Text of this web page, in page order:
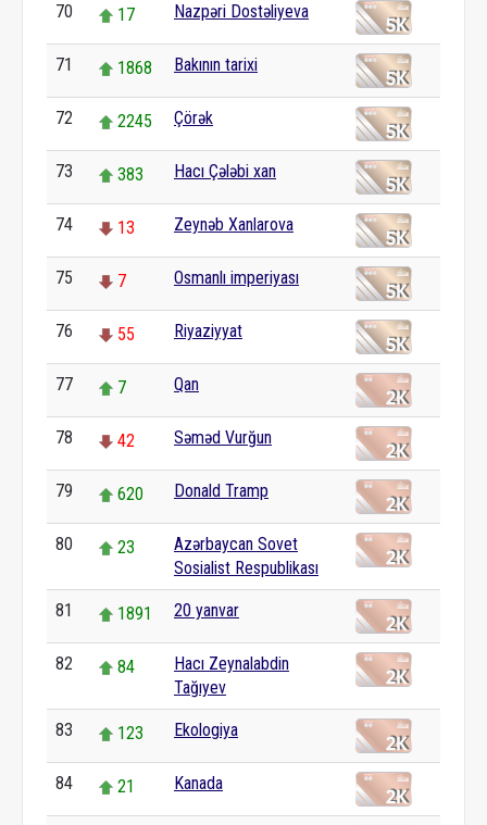
70 17 Nazpəri Dostəliyeva
71 1868 Bakının tarixi
72 2245 Çörək
73 383 Hacı Çələbi xan
74 13 Zeynəb Xanlarova
75 7 Osmanlı imperiyası
76 55 Riyaziyyat
77 7 Qan
78 42 Səməd Vurğun
79 620 Donald Tramp
80 23
Azərbaycan Sovet
Sosialist Respublikası
81 1891 20 yanvar
82 84
Hacı Zeynalabdin
Tağıyev
83 123 Ekologiya
84 21 Kanada